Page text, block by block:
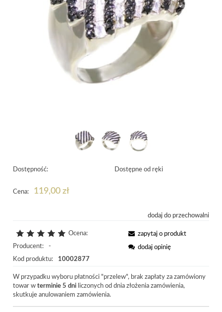
Dostępność: Dostępne od ręki
Cena: 119,00 zł
dodaj do przechowalni
Ocena:
Producent:
-
Kod produktu:
10002877
zapytaj o produkt
dodaj opinię
W przypadku wyboru płatności "przelew", brak zapłaty za zamówiony
towar w terminie 5 dni liczonych od dnia złożenia zamówienia,
skutkuje anulowaniem zamówienia.